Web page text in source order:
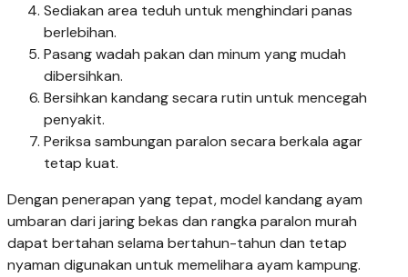
Sediakan area teduh untuk menghindari panas
berlebihan.
Pasang wadah pakan dan minum yang mudah
dibersihkan.
Bersihkan kandang secara rutin untuk mencegah
penyakit.
Periksa sambungan paralon secara berkala agar
tetap kuat.
Dengan penerapan yang tepat, model kandang ayam
umbaran dari jaring bekas dan rangka paralon murah
dapat bertahan selama bertahun-tahun dan tetap
nyaman digunakan untuk memelihara ayam kampung.